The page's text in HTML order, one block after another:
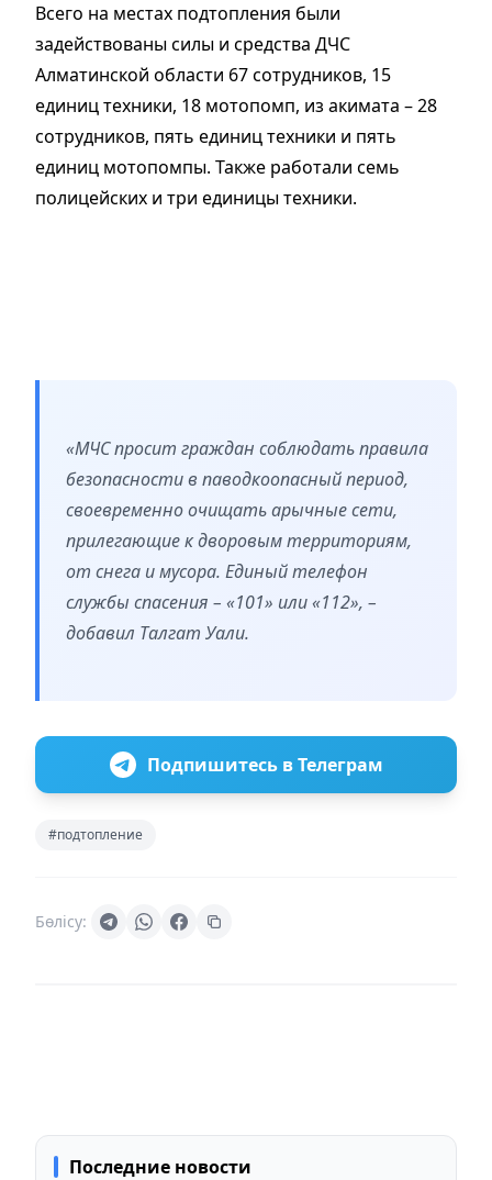
Всего на местах подтопления были
задействованы силы и средства ДЧС
Алматинской области 67 сотрудников, 15
единиц техники, 18 мотопомп, из акимата – 28
сотрудников, пять единиц техники и пять
единиц мотопомпы. Также работали семь
полицейских и три единицы техники.
«МЧС просит граждан соблюдать правила
безопасности в паводкоопасный период,
своевременно очищать арычные сети,
прилегающие к дворовым территориям,
от снега и мусора. Единый телефон
службы спасения – «101» или «112», –
добавил Талгат Уали.
Подпишитесь в Телеграм
#подтопление
Бөлісу:
Последние новости